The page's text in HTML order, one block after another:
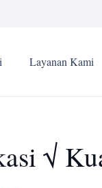
Layanan Kami
√